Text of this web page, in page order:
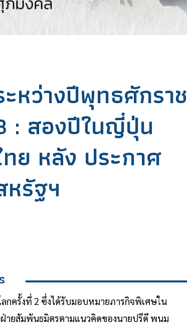
ะหว่างปีพุทธศักราช
: สองปีในญี่ปุ่น
ย หลัง ประกาศ
รัฐฯ
ครั้งที่ 2 ซึ่งได้รับมอบหมายภารกิจพิเศษใน
ายสัมพันธมิตรตามแนวคิดของนายปรีดี พนม